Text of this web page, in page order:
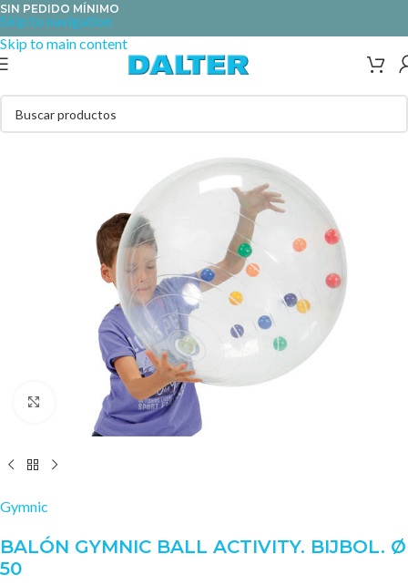
Skip to navigation
Skip to main content
SIN PEDIDO MÍNIMO
Clic para ampliar
Gymnic
BALÓN GYMNIC BALL ACTIVITY. BIJBOL. Ø
50